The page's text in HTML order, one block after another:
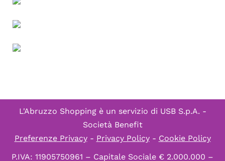
L'Abruzzo Shopping è un servizio di USB S.p.A. -
Società Benefit
Preferenze Privacy- Privacy Policy- Cookie Policy
P.IVA: 11905750961 – Capitale Sociale € 2.000.000 –